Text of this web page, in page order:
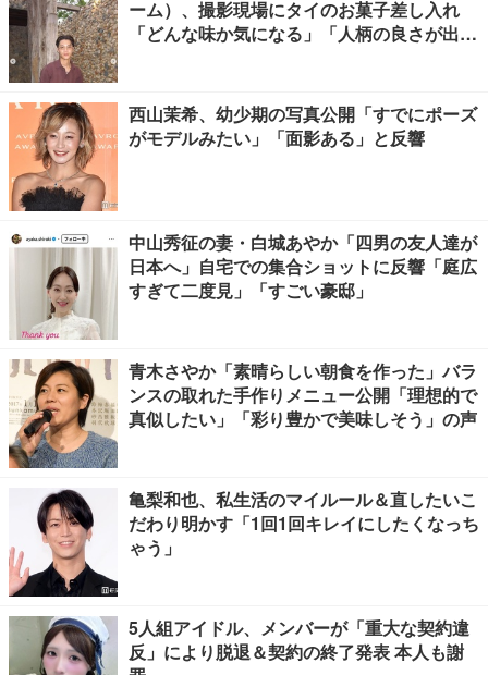
ーム）、撮影現場にタイのお菓子差し入れ
「どんな味か気になる」「人柄の良さが出て
西山茉希、幼少期の写真公開「すでにポーズ
がモデルみたい」「面影ある」と反響
中山秀征の妻・白城あやか「四男の友人達が
日本へ」自宅での集合ショットに反響「庭広
すぎて二度見」「すごい豪邸」
青木さやか「素晴らしい朝食を作った」バラ
ンスの取れた手作りメニュー公開「理想的で
真似したい」「彩り豊かで美味しそう」の声
亀梨和也、私生活のマイルール＆直したいこ
だわり明かす「1回1回キレイにしたくなっち
ゃう」
5人組アイドル、メンバーが「重大な契約違
反」により脱退＆契約の終了発表 本人も謝